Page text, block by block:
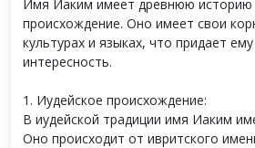
Имя Иаким имеет древнюю историю
происхождение. Оно имеет свои
культурах и языках, что придает
интересность.
1. Иудейское происхождение:
В иудейской традиции имя Иаким
Оно происходит от ивритского